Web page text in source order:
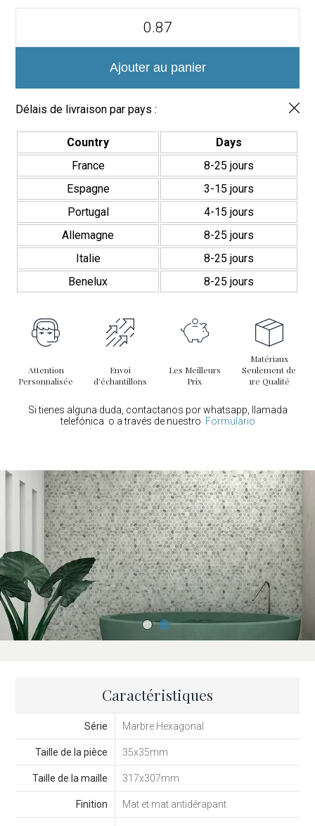
35x35mm
Ajouter au panier
Délais de livraison par pays :
Country
Days
France
8-25 jours
Espagne
3-15 jours
Portugal
4-15 jours
Allemagne
8-25 jours
Italie
8-25 jours
Benelux
8-25 jours
Attention
Personnalisée
Envoi
d’échantillons
Les Meilleurs
Prix
Matériaux
Seulement de
1re Qualité
Si tienes alguna duda, contactanos por whatsapp, llamada
telefónica o a través de nuestro Formulario
Caractéristiques
Série Marbre Hexagonal
Taille de la pièce 35x35mm
Taille de la maille 317x307mm
Finition Mat et mat antidérapant